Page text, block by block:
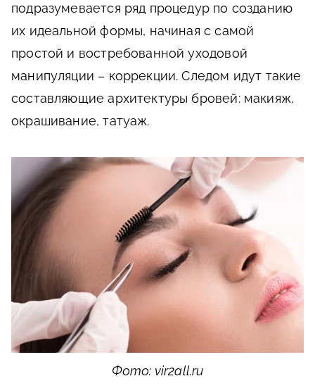
подразумевается ряд процедур по созданию
их идеальной формы, начиная с самой
простой и востребованной уходовой
манипуляции – коррекции. Следом идут такие
составляющие архитектуры бровей: макияж,
окрашивание, татуаж.
Фото: vir2all.ru